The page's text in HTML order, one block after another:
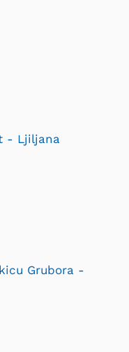
- Ljiljana
Grubora -